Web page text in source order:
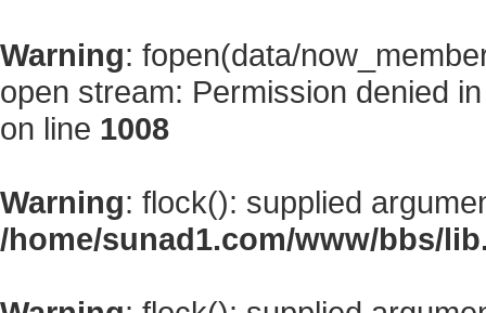
Warning: fopen(data/
open stream: Permission denied
on line 1008
Warning: flock(): supplied
/home/sunad1.com/www/bbs/